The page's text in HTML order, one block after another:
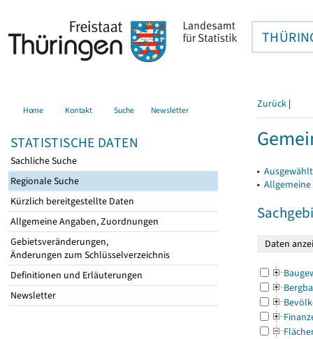
Home Kontakt Suche Newsletter
STATISTISCHE DATEN
Sachliche Suche
Regionale Suche
Kürzlich bereitgestellte Daten
Allgemeine Angaben, Zuordnungen
Gebietsveränderungen,
Änderungen zum Schlüsselverzeichnis
Definitionen und Erläuterungen
Newsletter
Zurück |
▸
▸